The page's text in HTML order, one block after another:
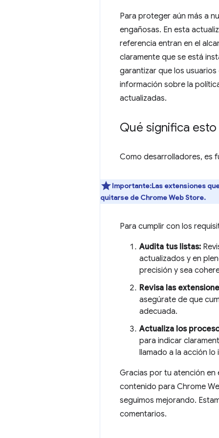
Para proteger aún más a
engañosas. En esta
referencia entran en el
claramente que se está
garantizar que los
información sobre la
actualizadas.
Qué significa
Como desarrolladores, es
Importante:Las extensiones
quitarse de Chrome Web Store.
Para cumplir con los
Audita tus listas:
actualizados y en
precisión y sea
Revisa las
asegúrate de que
adecuada.
Actualiza los
para indicar
llamado a la acción
Gracias por tu atención
contenido para Chrome
seguimos mejorando.
comentarios.